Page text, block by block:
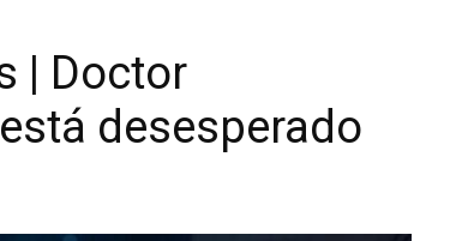
| Doctor
desesperado